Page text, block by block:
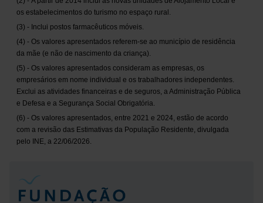
os estabelecimentos do turismo no espaço rural.
(3) - Inclui postos farmacêuticos móveis.
(4) - Os valores apresentados referem-se ao município de residência
da mãe (e não de nascimento da criança).
(5) - Os valores apresentados consideram as empresas, os
empresários em nome individual e os trabalhadores independentes.
Exclui as atividades financeiras e de seguros, a Administração Pública
e Defesa e a Segurança Social Obrigatória.
(6) - Os valores apresentados, entre 2021 e 2024, estão de acordo
com a revisão das Estimativas da População Residente, divulgada
pelo INE, a 22/06/2026.